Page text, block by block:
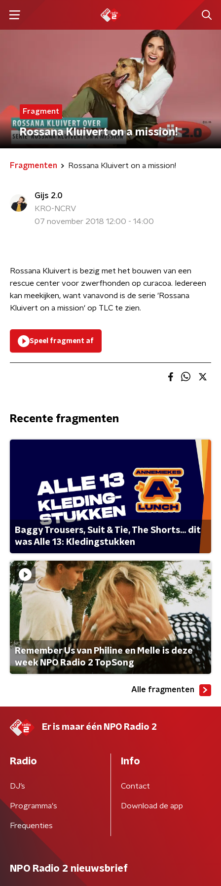
Fragment
Rossana Kluivert on a mission!
Fragmenten Rossana Kluivert on a mission!
Gijs 2.0
KRO-NCRV
07 november 2018 12:00 - 14:00
Rossana Kluivert is bezig met het bouwen van een
rescue center voor zwerfhonden op curacoa. Iedereen
kan meekijken, want vanavond is de serie 'Rossana
Kluivert on a mission' op TLC te zien.
Speel fragment af
Recente fragmenten
Baggy Trousers, Suit & Tie, The Shorts... dit
was Alle 13: Kledingstukken
Remember Us van Philine en Melle is deze
week NPO Radio 2 TopSong
Alle fragmenten
Er is maar één NPO Radio 2
Radio
DJ’s
Programma's
Frequenties
Info
Contact
Download de app
NPO Radio 2 nieuwsbrief